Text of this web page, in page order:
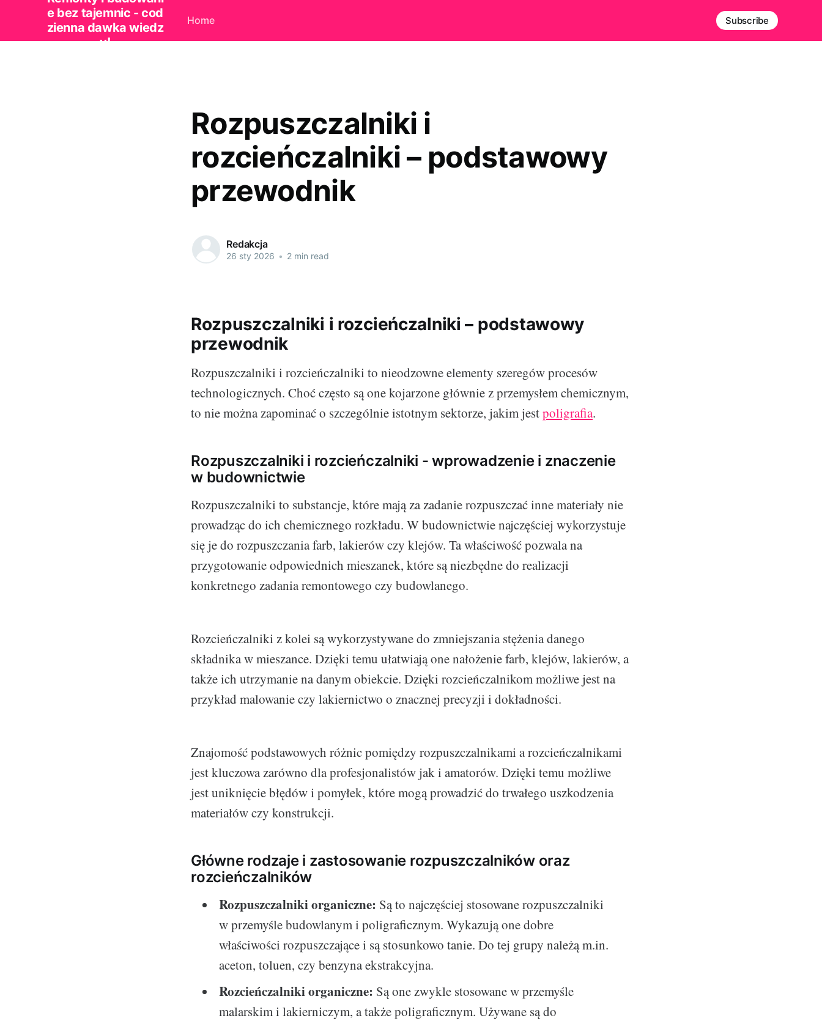
e bez tajemnic - cod
zienna dawka wiedz
y!
Home Subscribe
Rozpuszczalniki i
rozcieńczalniki – podstawowy
przewodnik
Redakcja
26 sty 2026 • 2 min read
Rozpuszczalniki i rozcieńczalniki – podstawowy
przewodnik
Rozpuszczalniki i rozcieńczalniki to nieodzowne elementy szeregów procesów
technologicznych. Choć często są one kojarzone głównie z przemysłem chemicznym,
to nie można zapominać o szczególnie istotnym sektorze, jakim jestpoligrafia.
Rozpuszczalniki i rozcieńczalniki - wprowadzenie i znaczenie
w budownictwie
Rozpuszczalniki to substancje, które mają za zadanie rozpuszczać inne materiały nie
prowadząc do ich chemicznego rozkładu. W budownictwie najczęściej wykorzystuje
się je do rozpuszczania farb, lakierów czy klejów. Ta właściwość pozwala na
przygotowanie odpowiednich mieszanek, które są niezbędne do realizacji
konkretnego zadania remontowego czy budowlanego.
Rozcieńczalniki z kolei są wykorzystywane do zmniejszania stężenia danego
składnika w mieszance. Dzięki temu ułatwiają one nałożenie farb, klejów, lakierów, a
także ich utrzymanie na danym obiekcie. Dzięki rozcieńczalnikom możliwe jest na
przykład malowanie czy lakiernictwo o znacznej precyzji i dokładności.
Znajomość podstawowych różnic pomiędzy rozpuszczalnikami a rozcieńczalnikami
jest kluczowa zarówno dla profesjonalistów jak i amatorów. Dzięki temu możliwe
jest uniknięcie błędów i pomyłek, które mogą prowadzić do trwałego uszkodzenia
materiałów czy konstrukcji.
Główne rodzaje i zastosowanie rozpuszczalników oraz
rozcieńczalników
Rozpuszczalniki organiczne: Są to najczęściej stosowane rozpuszczalniki
w przemyśle budowlanym i poligraficznym. Wykazują one dobre
właściwości rozpuszczające i są stosunkowo tanie. Do tej grupy należą m.in.
aceton, toluen, czy benzyna ekstrakcyjna.
Rozcieńczalniki organiczne: Są one zwykle stosowane w przemyśle
malarskim i lakierniczym, a także poligraficznym. Używane są do